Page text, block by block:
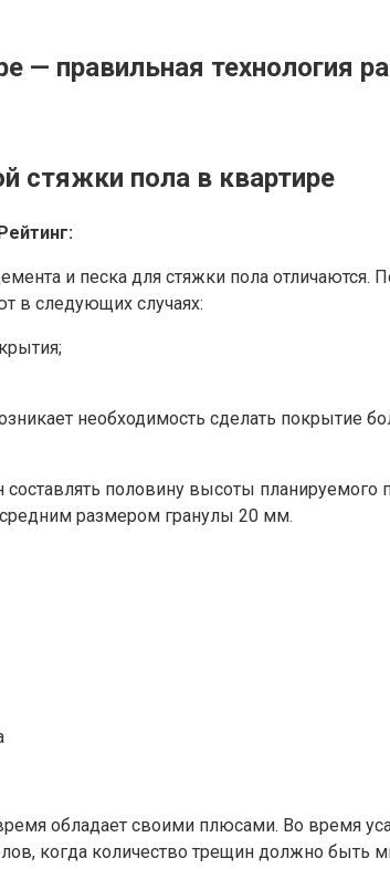
— правильная технология
стяжки пола в квартире
и песка для стяжки пола
в следующих случаях:
необходимость сделать
половину высоты
размером гранулы 20 мм.
обладает своими плюсами. Во время
когда количество трещин должно быть